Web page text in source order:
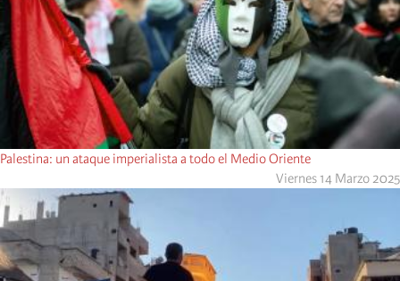
Palestina: un ataque imperialista a todo el Medio Oriente
Viernes 14 Marzo 2025